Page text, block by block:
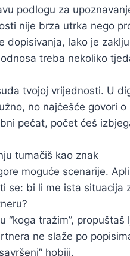
podlogu za
nije brza utrka nego
dopisivanja, lako je
treba nekoliko
tvojoj vrijednosti. U
no najčešće govori o
pečat, počet ćeš
tumačiš kao znak
moguće scenarije.
se: bi li me ista situacija
“koga tražim”, propuštaš
ne slaže po
hobiji.